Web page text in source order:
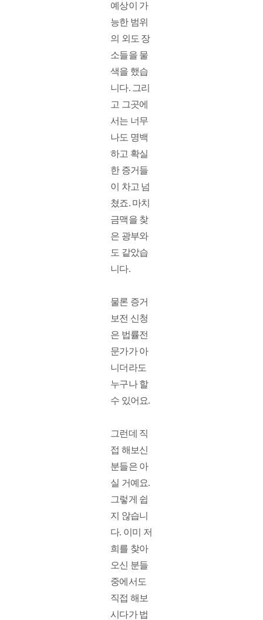
예상이 가
능한 범위
의 외도 장
소들을 물
색을 했습
니다. 그리
고 그곳에
서는 너무
나도 명백
하고 확실
한 증거들
이 차고 넘
쳤죠. 마치
금맥을 찾
은 광부와
도 같았습
니다.
물론 증거
보전 신청
은 법률전
문가가 아
니더라도
누구나 할
수 있어요.
그런데 직
접 해보신
분들은 아
실 거예요.
그렇게 쉽
지 않습니
다. 이미 저
희를 찾아
오신 분들
중에서도
직접 해보
시다가 법